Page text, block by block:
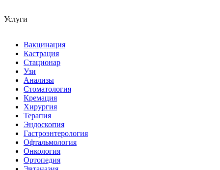
Услуги
Вакцинация
Кастрация
Стационар
Узи
Анализы
Стоматология
Кремация
Хирургия
Терапия
Эндоскопия
Гастроэнтерология
Офтальмология
Онкология
Ортопедия